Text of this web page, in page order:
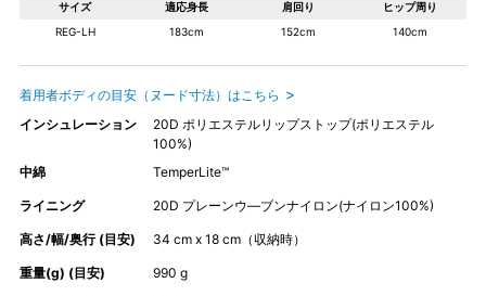
サイズ 適応身長 肩回り
ヒップ周り
REG-LH
183cm 152cm 140cm
着用者ボディの目安（ヌード寸法）はこちら
インシュレーション
20D ポリエステルリップストップ(ポリエステル
100%)
中綿‌
TemperLite™
ライニング 20D プレーンウ―ブンナイロン(ナイロン100%)
高さ/幅/奥行 (目安) 34 cm x 18 cm（収納時）
重量(g) (目安) 990 g